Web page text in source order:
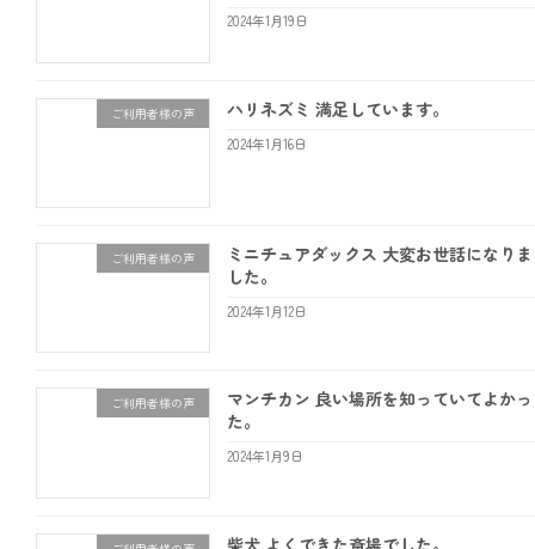
2024年1月19日
ご利用者様の声 ハリネズミ 満足しています。
2024年1月16日
ご利用者様の声
ミニチュアダックス 大変お世話になりま
した。
2024年1月12日
ご利用者様の声
マンチカン 良い場所を知っていてよかっ
た。
2024年1月9日
柴犬 よくできた斎場でした。